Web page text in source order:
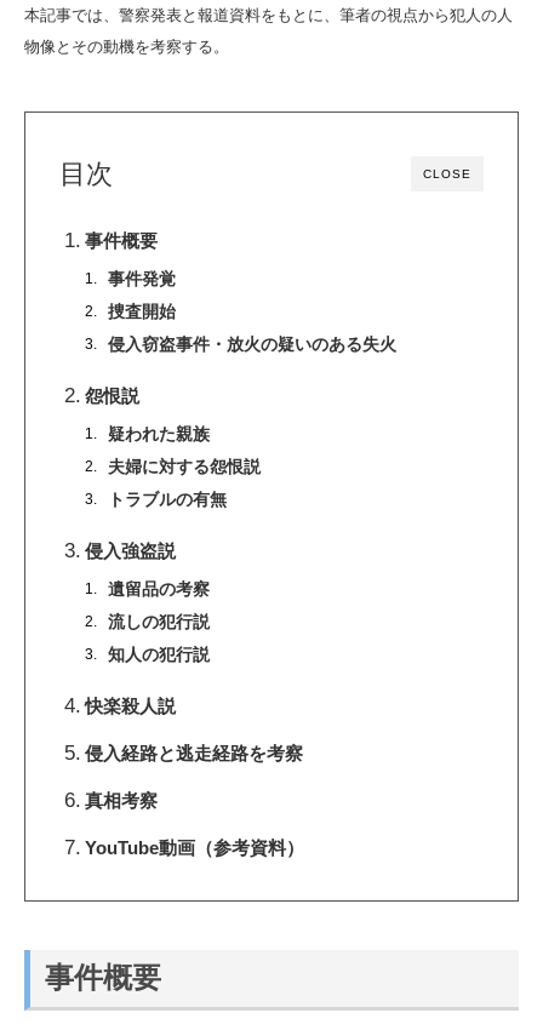
本記事では、警察発表と報道資料をもとに、筆者の視点から犯人の人
物像とその動機を考察する。
CLOSE
目次
事件概要
事件発覚
捜査開始
侵入窃盗事件・放火の疑いのある失火
怨恨説
疑われた親族
夫婦に対する怨恨説
トラブルの有無
侵入強盗説
遺留品の考察
流しの犯行説
知人の犯行説
快楽殺人説
侵入経路と逃走経路を考察
真相考察
YouTube動画（参考資料）
事件概要